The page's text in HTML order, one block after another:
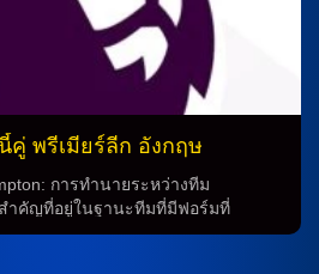
รใช้ข้อมูลทั้งภายในและภายนอกของ
มล่าสุด, สถิติการพบกันระหว่างทีม,
ต่อผลการแข่งขัน เป็นต้น การทำนาย
ช่วยให้ผู้เล่น เสมือนนักวิเคราะห์บอล
ฟุตบอลเพื่อทำนายผลการแข่งขัน
นั้นในการวางเดิมพันกับบริษัทพนันได้
อลสด การวิเคราะห์บอลสดเป็นกระ
วิเคราะห์การแข่งขันที่กำลังแข่งขัน
บอลสดจะช่วยให้ผู้เล่นสามารถ
เคลื่อนไหวของทีมในตอนนั้น และนำ
ซาร์, เอเบเรชี่ เอเซ่ […]
คู่ พรีเมียร์ลีก อังกฤษ
ป์ตัน การทำนายระหว่างทีม
สำคัญที่อยู่ในฐานะทีมที่มีฟอร์มที่
ที่กำลังพยายามจะฟื้นฟู